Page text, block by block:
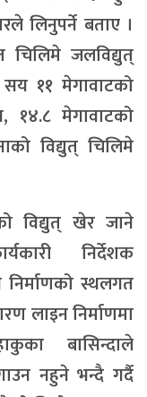
लिनुपर्ने बताए ।
चिलिमे जलविद्युत्
सय ११ मेगावाटको
१४.८ मेगावाटको
विद्युत् चिलिमे
विद्युत् खेर जाने
निर्देशक
निर्माणको स्थलगत
लाइन निर्माणमा
बासिन्दाले
नहुने भन्दै गर्दै